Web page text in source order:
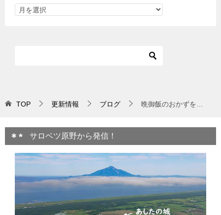
TOP 更新情報 ブログ 晩御飯のおかずを…
サロベツ原野から発信！